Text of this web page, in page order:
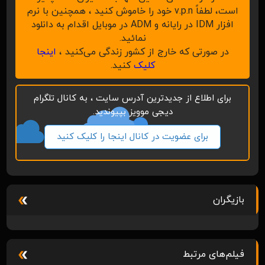
است، لطفاً v.p.n خود را خاموش کنید ، همچنین با نرم
افزار IDM در رایانه و ADM در موبایل اقدام به دانلود
نمائید.
در صورتی که خارج از کشور زندگی می‌کنید ، اینجا
کلیککنید.
برای اطلاع از جدیدترین آدرس سایت ، به کانال تلگرام
دیجی موویز بپیوندید.
برای عضویت در کانال اینجا را کلیک کنید
بازیگران
فیلم‌های مرتبط